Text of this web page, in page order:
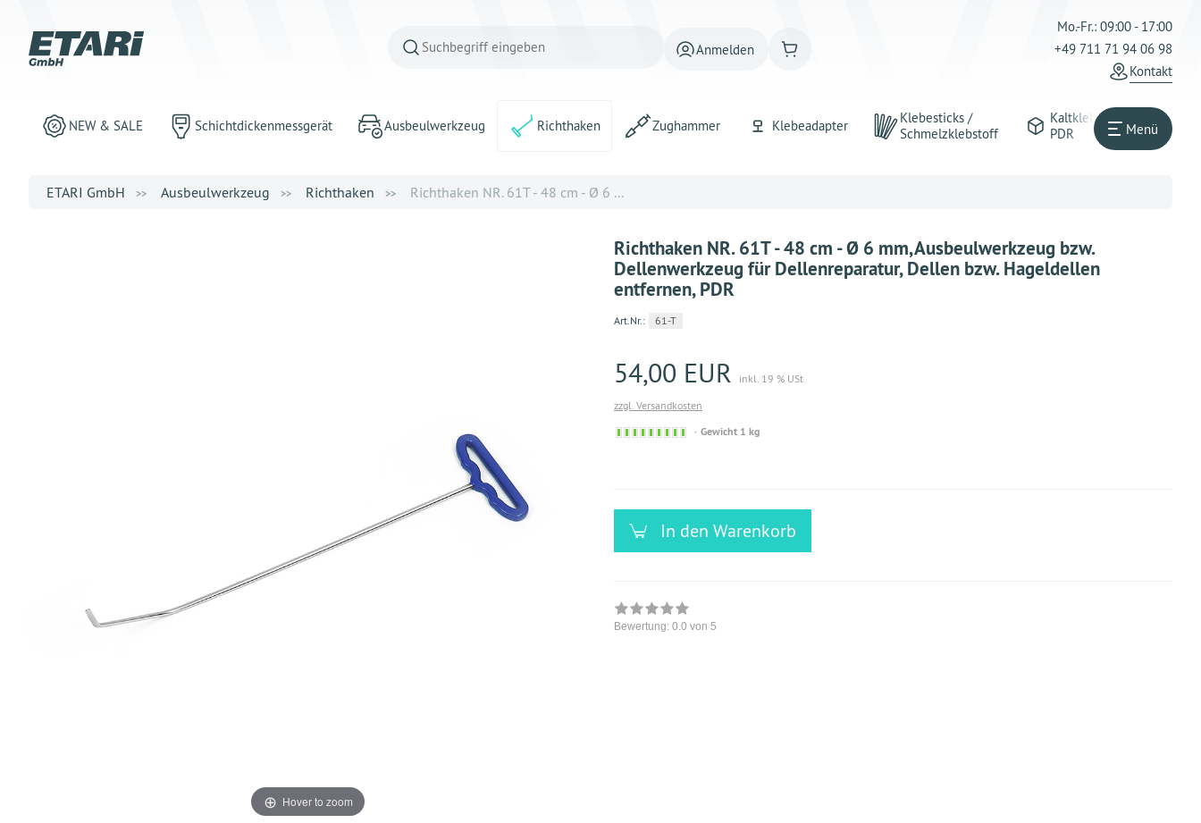
Anmelden
Mo.-Fr.: 09:00 - 17:00
+49 711 71 94 06 98
Kontakt
NEW & SALE Schichtdickenmessgerät Ausbeulwerkzeug Richthaken Zughammer Klebeadapter
Klebesticks /
Schmelzklebstoff
Kaltkleber
PDR
Menü
ETARI GmbH Ausbeulwerkzeug Richthaken Richthaken NR. 61T - 48 cm - Ø 6 ...
Hover to zoom
Richthaken NR. 61T - 48 cm - Ø 6 mm,Ausbeulwerkzeug bzw.
Dellenwerkzeug für Dellenreparatur, Dellen bzw. Hageldellen
entfernen, PDR
Art.Nr.: 61-T
54,00 EUR
inkl. 19 % USt
zzgl. Versandkosten
Sofort
Gewicht 1 kg
In den Warenkorb
Bewertung: 0.0 von 5